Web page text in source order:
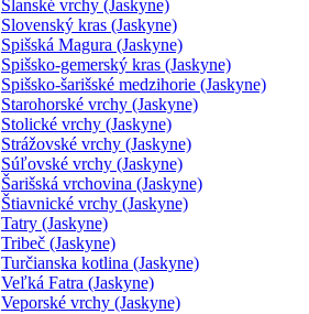
Slanské vrchy (Jaskyne)
Slovenský kras (Jaskyne)
Spišská Magura (Jaskyne)
Spišsko-gemerský kras (Jaskyne)
Spišsko-šarišské medzihorie (Jaskyne)
Starohorské vrchy (Jaskyne)
Stolické vrchy (Jaskyne)
Strážovské vrchy (Jaskyne)
Súľovské vrchy (Jaskyne)
Šarišská vrchovina (Jaskyne)
Štiavnické vrchy (Jaskyne)
Tatry (Jaskyne)
Tribeč (Jaskyne)
Turčianska kotlina (Jaskyne)
Veľká Fatra (Jaskyne)
Veporské vrchy (Jaskyne)